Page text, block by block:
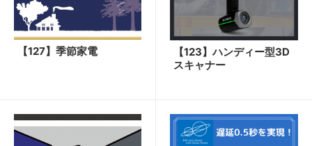
【127】季節家電
【123】ハンディー型3D
スキャナー